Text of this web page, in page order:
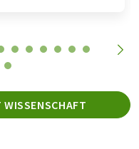
WISSENSCHAFT